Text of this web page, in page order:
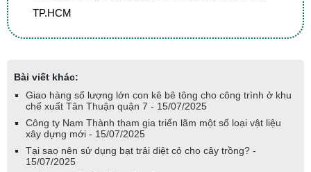
TP.HCM
Bài viết khác:
Giao hàng số lượng lớn con kê bê tông cho công trình ở khu
chế xuất Tân Thuận quận 7 - 15/07/2025
Công ty Nam Thành tham gia triển lãm một số loại vật liệu
xây dựng mới - 15/07/2025
Tại sao nên sử dụng bạt trải diệt cỏ cho cây trồng? -
15/07/2025